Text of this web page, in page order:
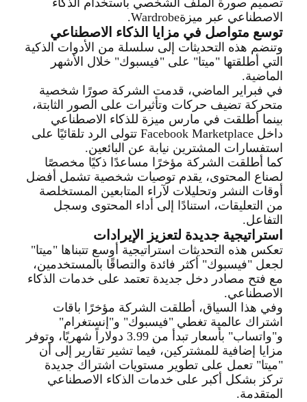
تصميم صورة الملف الشخصي باستخدام الذكاء
الاصطناعي عبر ميزةWardrobe.
توسع متواصل في مزايا الذكاء الاصطناعي
وتنضم هذه التحديثات إلى سلسلة من الأدوات الذكية
التي أطلقتها "ميتا" على "فيسبوك" خلال الأشهر
الماضية.
في فبراير الماضي، قدمت الشركة صورًا شخصية
متحركة تضيف حركات وتأثيرات على الصور الثابتة،
بينما أطلقت في مارس ميزة للذكاء الاصطناعي
داخل
تتولى الرد تلقائيًا على
استفسارات المشترين نيابة عن البائعين.
كما أطلقت الشركة مؤخرًا مساعدًا ذكيًا مخصصًا
لصناع المحتوى، يقدم توصيات شخصية تشمل أفضل
أوقات النشر وتحليلات لآراء المتابعين المستخلصة
من التعليقات، استنادًا إلى أداء المحتوى وسجل
التفاعل.
استراتيجية جديدة لتعزيز الإيرادات
تعكس هذه التحديثات استراتيجية أوسع تتبناها "ميتا"
لجعل "فيسبوك" أكثر فائدة والتصاقًا بالمستخدمين،
مع فتح مصادر دخل جديدة تعتمد على خدمات الذكاء
الاصطناعي.
وفي هذا السياق، أطلقت الشركة مؤخرًا باقات
اشتراك عالمية تغطي "فيسبوك" و"إنستغرام"
و"واتساب" بأسعار تبدأ من 3.99 دولاراً شهريًا، وتوفر
مزايا إضافية للمشتركين، فيما تشير تقارير إلى أن
"ميتا" تعمل على تطوير مستويات اشتراك جديدة
تركز بشكل أكبر على خدمات الذكاء الاصطناعي
المتقدمة.